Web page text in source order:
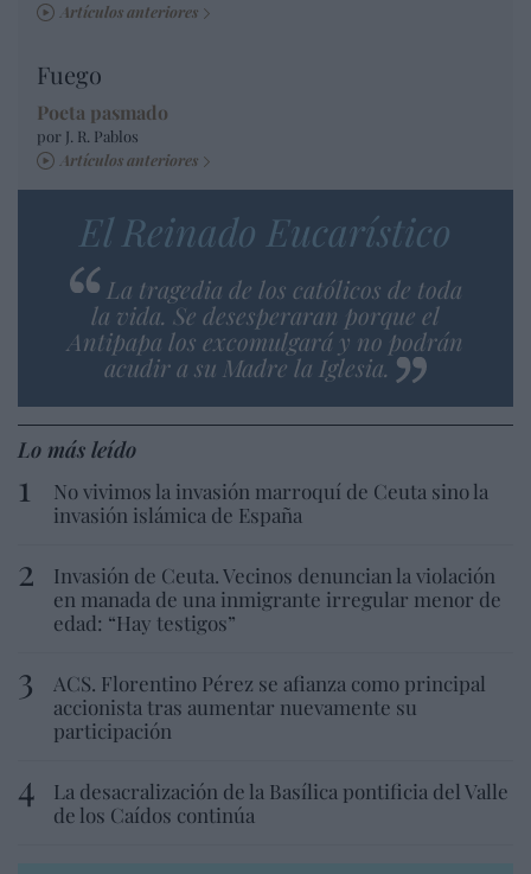
Artículos anteriores
Fuego
Poeta pasmado
por J. R. Pablos
Artículos anteriores
El Reinado Eucarístico
La tragedia de los católicos de toda
la vida. Se desesperaran porque el
Antipapa los excomulgará y no podrán
acudir a su Madre la Iglesia.
Lo más leído
No vivimos la invasión marroquí de Ceuta sino la
invasión islámica de España
Invasión de Ceuta. Vecinos denuncian la violación
en manada de una inmigrante irregular menor de
edad: “Hay testigos”
ACS. Florentino Pérez se afianza como principal
accionista tras aumentar nuevamente su
participación
La desacralización de la Basílica pontificia del Valle
de los Caídos continúa